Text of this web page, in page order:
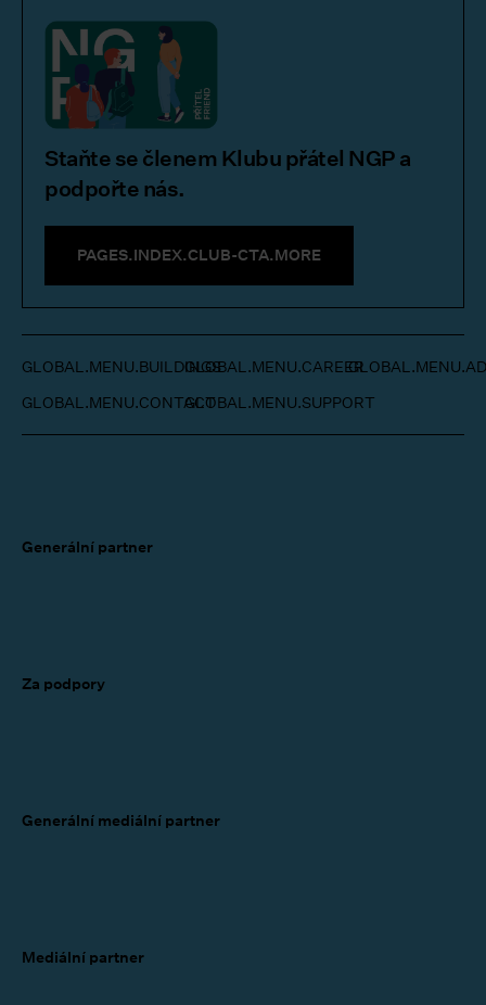
Staňte se členem Klubu přátel NGP a
podpořte nás.
PAGES.INDEX.CLUB-CTA.MORE
GLOBAL.MENU.BUILDINGSGLOBAL.MENU.CAREER
GLOBAL.MENU.CONTACTGLOBAL.MENU.SUPPORT
Generální partner
Za podpory
Generální mediální partner
Mediální partner